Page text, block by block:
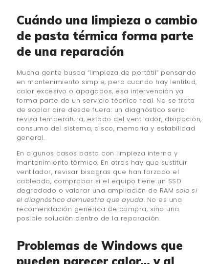
Cuándo una limpieza o cambio
de pasta térmica forma parte
de una reparación
Mucha gente busca “limpieza de portátil” pensando
en mantenimiento simple, pero cuando hay lentitud,
calor excesivo o apagados, esa intervención ya
forma parte de un servicio técnico real. No se trata
de soplar aire desde fuera: un diagnóstico serio
revisa temperatura, estado del ventilador, disipación,
consumo del sistema, disco, memoria y estabilidad
general.
En algunos casos basta con limpieza interna y
mantenimiento térmico. En otros hay que sustituir
ventilador, revisar bisagras que han forzado el
cableado, comprobar si el equipo tiene un SSD
degradado o valorar una ampliación de RAM solo si
el diagnóstico demuestra que ayuda. No es una
recomendación genérica de compra, sino una
posible solución dentro de la reparación.
Problemas de Windows que